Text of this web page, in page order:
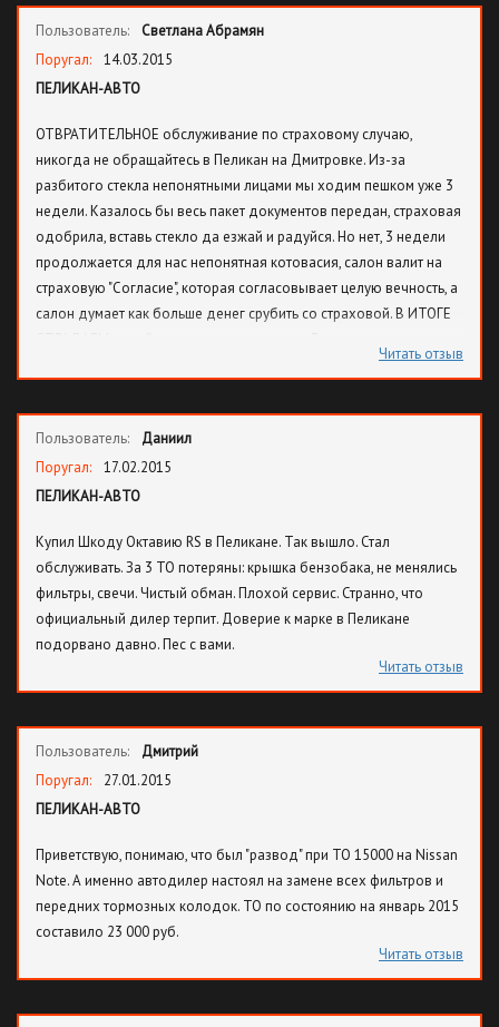
Пользователь:
Светлана Абрамян
Поругал:
14.03.2015
ПЕЛИКАН-АВТО
ОТВРАТИТЕЛЬНОЕ обслуживание по страховому случаю,
никогда не обращайтесь в Пеликан на Дмитровке. Из-за
разбитого стекла непонятными лицами мы ходим пешком уже 3
недели. Казалось бы весь пакет документов передан, страховая
одобрила, вставь стекло да езжай и радуйся. Но нет, 3 недели
продолжается для нас непонятная котовасия, салон валит на
страховую "Согласие", которая согласовывает целую вечность, а
салон думает как больше денег срубить со страховой. В ИТОГЕ
предложили в Пеликане подменный автомобиль, а мне простите,
страховую!
Читать отзыв
Пользователь:
Даниил
Поругал:
17.02.2015
ПЕЛИКАН-АВТО
Купил Шкоду Октавию RS в Пеликане. Так вышло. Стал
обслуживать. За 3 ТО потеряны: крышка бензобака, не менялись
фильтры, свечи. Чистый обман. Плохой сервис. Странно, что
официальный дилер терпит. Доверие к марке в Пеликане
подорвано давно. Пес с вами.
Читать отзыв
Пользователь:
Дмитрий
Поругал:
27.01.2015
ПЕЛИКАН-АВТО
Приветствую, понимаю, что был "развод" при ТО 15000 на Nissan
Note. А именно автодилер настоял на замене всех фильтров и
передних тормозных колодок. ТО по состоянию на январь 2015
составило 23 000 руб.
Читать отзыв